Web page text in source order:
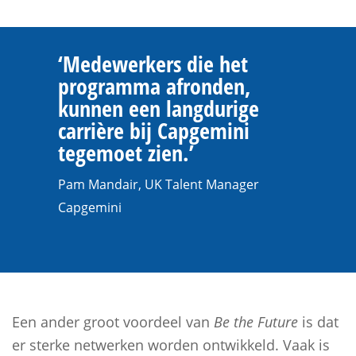
‘Medewerkers die het
programma afronden,
kunnen een langdurige
carrière bij Capgemini
tegemoet zien.’
Pam Mandair, UK Talent Manager
Capgemini
Een ander groot voordeel van Be the Future is dat
er sterke netwerken worden ontwikkeld. Vaak is